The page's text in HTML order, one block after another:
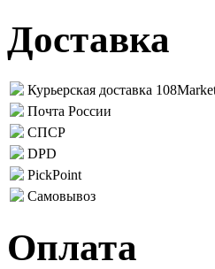
Доставка
Курьерская доставка
Почта России
СПСР
DPD
PickPoint
Самовывоз
Оплата